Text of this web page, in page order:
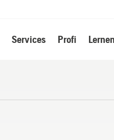
Services Profi